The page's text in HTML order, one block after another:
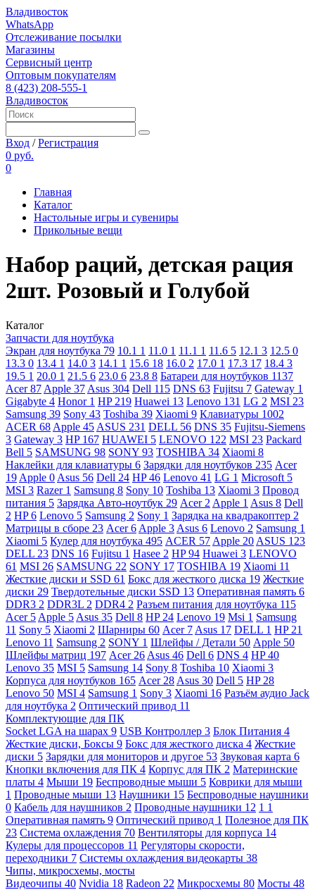
Владивосток
WhatsApp
Отслеживание посылки
Магазины
Сервисный центр
Оптовым покупателям
8 (423) 208-555-1
Владивосток
Вход /Регистрация
0 руб.
0
Главная
Каталог
Настольные игры и сувениры
Прикольные вещи
Набор раций, детская рация
2шт. Розовый и Голубой
Каталог
Запчасти для ноутбука
Экран для ноутбука 79 10.1 1 11.0 1 11.1 1 11.6 5 12.1 3 12.5 0
13.3 0 13.4 1 14.0 3 14.1 1 15.6 18 16.0 2 17.0 1 17.3 17 18.4 3
19.5 1 20.0 1 21.5 6 23.0 6 23.8 8 Батареи для ноутбуков 1137
Acer87 Apple 37 Asus 304 Dell 115 DNS 63 Fujitsu 7 Gateway 1
Gigabyte 4 Honor 1 HP 219 Huawei 13 Lenovo 131 LG 2 MSI 23
Samsung 39 Sony 43 Toshiba 39 Xiaomi 9 Клавиатуры 1002
ACER 68 Apple 45 ASUS 231 DELL 56 DNS 35 Fujitsu-Siemens
3 Gateway 3 HP 167 HUAWEI 5 LENOVO 122 MSI 23 Packard
Bell 5 SAMSUNG 98 SONY 93 TOSHIBA 34 Xiaomi 8
Наклейки для клавиатуры 6 Зарядки для ноутбуков 235 Acer
19 Apple 0 Asus 56 Dell 24 HP46 Lenovo 41 LG 1 Microsoft 5
MSI 3 Razer 1 Samsung 8 Sony 10 Toshiba 13 Xiaomi 3 Провод
питания 5 Зарядка Авто-ноутбук 29 Acer 2 Apple 1 Asus 8 Dell
2 HP6 Lenovo 5 Samsung 2 Sony 1 Зарядка на квадракоптер 2
Матрицы в сборе 23 Acer6 Apple 3 Asus 6 Lenovo 2 Samsung 1
Xiaomi 5 Кулер для ноутбука 495 ACER 57 Apple 20 ASUS 123
DELL 23 DNS 16 Fujitsu 1 Hasee 2 HP94 Huawei 3 LENOVO
61 MSI 26 SAMSUNG 22 SONY 17 TOSHIBA 19 Xiaomi 11
Жесткие диски и SSD 61 Бокс для жесткого диска 19 Жесткие
диски 29 Твердотельные диски SSD 13 Оперативная память 6
DDR3 2 DDR3L 2 DDR4 2 Разъем питания для ноутбука 115
Acer 5 Apple 5 Asus 35 Dell 8 HP 24 Lenovo 19 Msi 1 Samsung
11 Sony 5 Xiaomi 2 Шарниры 60 Acer 7 Asus 17 DELL 1 HP 21
Lenovo 11 Samsung 2 SONY 1 Шлейфы / Детали 50 Apple 50
Шлейфы матриц 197 Acer 26 Asus 46 Dell 6 DNS 4 HP40
Lenovo 35 MSI 5 Samsung 14 Sony 8 Toshiba 10 Xiaomi 3
Корпуса для ноутбуков 165 Acer 28 Asus 30 Dell 5 HP 28
Lenovo 50 MSI 4 Samsung 1 Sony 3 Xiaomi 16 Разъём аудио Jack
для ноутбука 2 Оптический привод 11
Комплектующие для ПК
Socket LGA на шарах 9 USB Контроллер 3 Блок Питания 4
Жесткие диски, Боксы 9 Бокс для жесткого диска 4 Жесткие
диски 5 Зарядки для мониторов и другое 53 Звуковая карта 6
Кнопки включения для ПК 4 Корпус для ПК 2 Материнские
платы 4 Мыши 19 Беспроводные мыши 5 Коврики для мыши
1 Проводные мыши 13 Наушники 15 Беспроводные наушники
0 Кабель для наушников 2 Проводные наушники 12 1 1
Оперативная память 9 Оптический привод 1 Полезное для ПК
23 Система охлаждения 70 Вентиляторы для корпуса 14
Кулеры для процессоров 11 Регуляторы скорости,
переходники 7 Системы охлаждения видеокарты 38
Чипы, микросхемы, мосты
Видеочипы 40 Nvidia 18 Radeon 22 Микросхемы 80 Мосты 48